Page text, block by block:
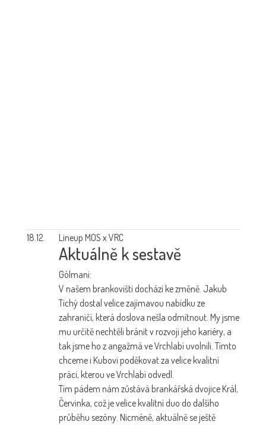
18.12. Lineup MOS x VRC
Aktuálně k sestavě
Gólmani:
V našem brankovišti dochází ke změně. Jakub
Tichý dostal velice zajímavou nabídku ze
zahraničí, která doslova nešla odmítnout. My jsme
mu určitě nechtěli bránit v rozvoji jeho kariéry, a
tak jsme ho z angažmá ve Vrchlabí uvolnili. Tímto
chceme i Kubovi poděkovat za velice kvalitní
práci, kterou ve Vrchlabí odvedl.
Tím pádem nám zůstává brankářská dvojice Král,
Červinka, což je velice kvalitní duo do dalšího
průběhu sezóny. Nicméně, aktuálně se ještě